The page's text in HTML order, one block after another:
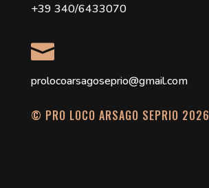
+39 340/6433070

prolocoarsagoseprio@gmail.com
© PRO LOCO ARSAGO SEPRIO 2026